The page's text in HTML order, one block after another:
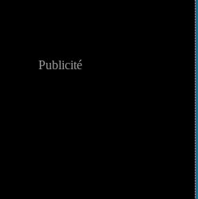
Publicité